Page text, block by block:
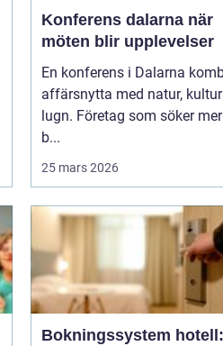
Konferens dalarna när
möten blir upplevelser
En konferens i Dalarna
affärsnytta med natur,
lugn. Företag som söker
b...
25 mars 2026
Bokningssystem